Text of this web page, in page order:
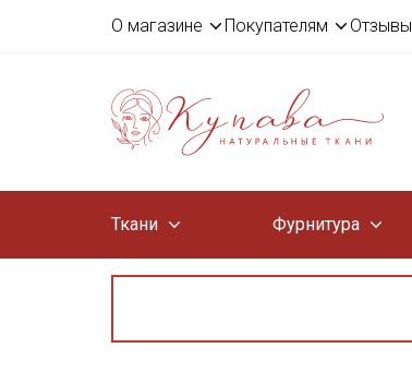
О магазине Покупателям Отзывы
Ткани Фурнитура